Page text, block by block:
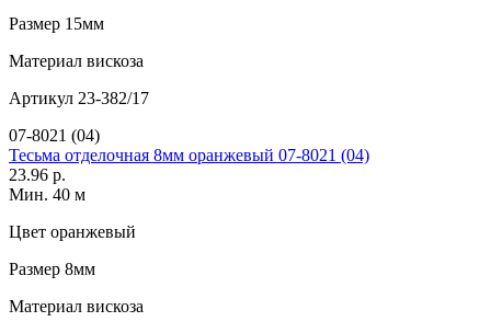
Размер 15мм
Материал вискоза
Артикул 23-382/17
07-8021 (04)
Тесьма отделочная 8мм оранжевый 07-8021 (04)
23.96 р.
Мин. 40 м
Цвет оранжевый
Размер 8мм
Материал вискоза